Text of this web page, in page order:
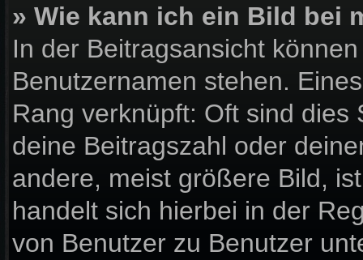
» Wie kann ich ein Bild bei
In der Beitragsansicht
Benutzernamen stehen.
Rang verknüpft: Oft sind
deine Beitragszahl oder
andere, meist größere Bild,
handelt sich hierbei in der
von Benutzer zu Benutzer